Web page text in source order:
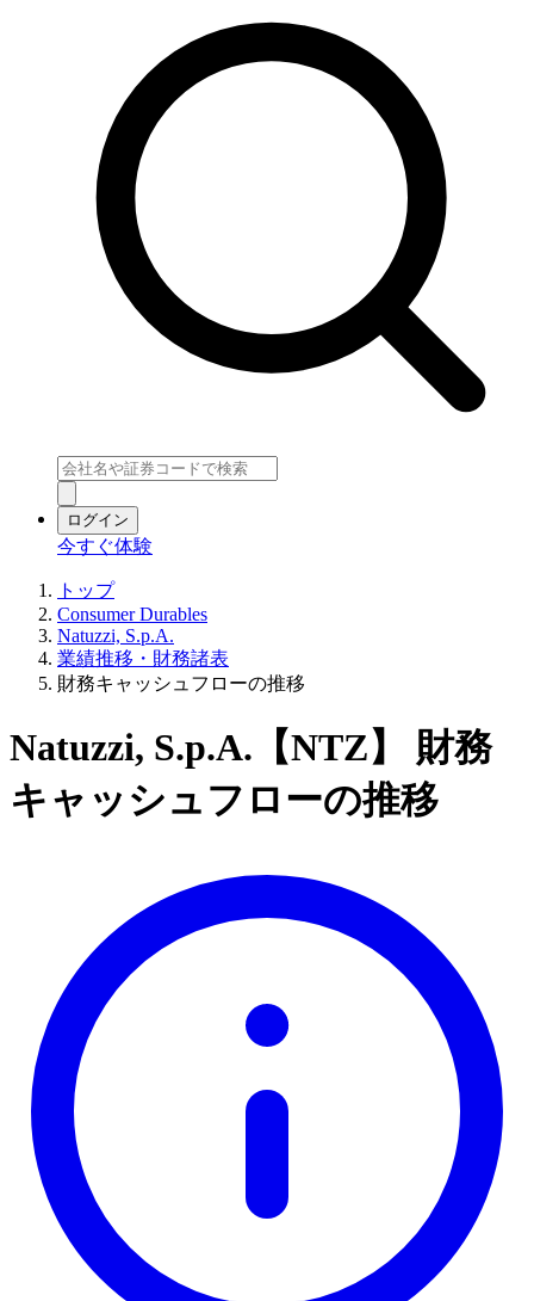
ログイン
今すぐ体験
トップ
Consumer Durables
Natuzzi, S.p.A.
業績推移・財務諸表
財務キャッシュフローの推移
Natuzzi, S.p.A.【NTZ】 財務
キャッシュフローの推移